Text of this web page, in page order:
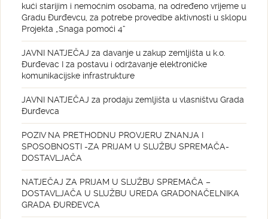
kući starijim i nemoćnim osobama, na određeno vrijeme u
Gradu Đurđevcu, za potrebe provedbe aktivnosti u sklopu
Projekta „Snaga pomoći 4“
JAVNI NATJEČAJ za davanje u zakup zemljišta u k.o.
Đurđevac I za postavu i održavanje elektroničke
komunikacijske infrastrukture
JAVNI NATJEČAJ za prodaju zemljišta u vlasništvu Grada
Đurđevca
POZIV NA PRETHODNU PROVJERU ZNANJA I
SPOSOBNOSTI -ZA PRIJAM U SLUŽBU SPREMAČA-
DOSTAVLJAČA
NATJEČAJ ZA PRIJAM U SLUŽBU SPREMAČA –
DOSTAVLJAČA U SLUŽBU UREDA GRADONAČELNIKA
GRADA ĐURĐEVCA